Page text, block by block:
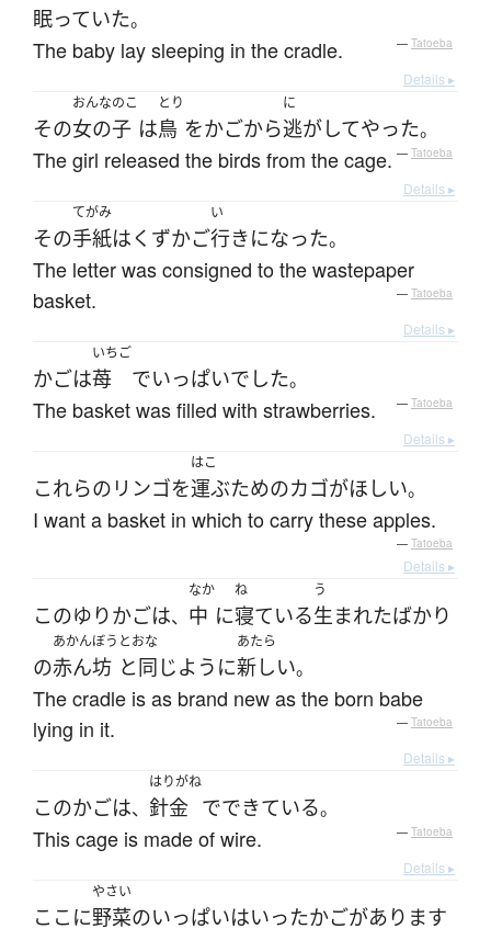
眠っていた。
The baby lay sleeping in the cradle. — Tatoeba
Details ▸
その
おんなのこ
女の子 は
とり
鳥 をかごから
に
逃がしてやった。
The girl released the birds from the cage. — Tatoeba
Details ▸
その
てがみ
手紙はくずかご
い
行きになった。
The letter was consigned to the wastepaper
basket.
— Tatoeba
Details ▸
かごは
いちご
苺 でいっぱいでした。
The basket was filled with strawberries. — Tatoeba
Details ▸
これらの リンゴを
はこ
運ぶためのカゴがほしい。
I want a basket in which to carry these apples.
— Tatoeba
Details ▸
このゆりかごは、
なか
中 に
ね
寝ている
う
生まれたばかり
の
あかんぼう
赤ん坊
とおな
と同じように
あたら
新しい。
The cradle is as brand new as the born babe
lying in it.
— Tatoeba
Details ▸
このかごは、
はりがね
針金 でできている。
This cage is made of wire. — Tatoeba
Details ▸
ここ に
やさい
野菜のいっぱいはいったかごがあります